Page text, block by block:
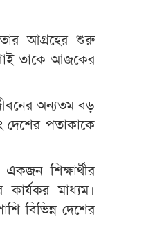
তার আগ্রহের শুরু
তাকে আজকের
অন্যতম বড়
দেশের পতাকাকে
শিক্ষার্থীর
কার্যকর মাধ্যম।
বিভিন্ন দেশের